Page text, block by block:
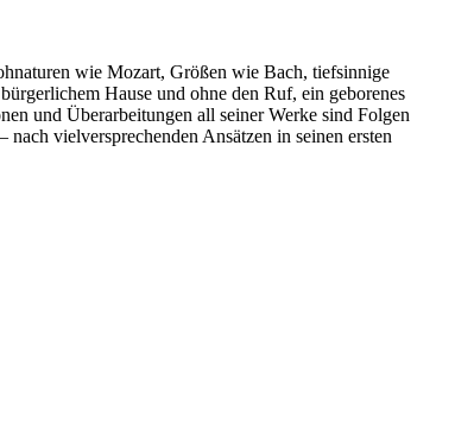
wie Mozart, Größen wie Bach, tiefsinnige
Hause und ohne den Ruf, ein geborenes
und Überarbeitungen all seiner Werke sind Folgen
vielversprechenden Ansätzen in seinen ersten